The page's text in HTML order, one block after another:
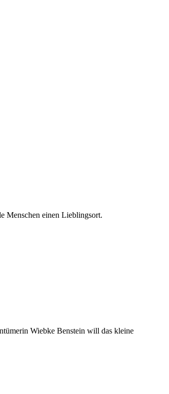
Menschen einen Lieblingsort.
Wiebke Benstein will das kleine